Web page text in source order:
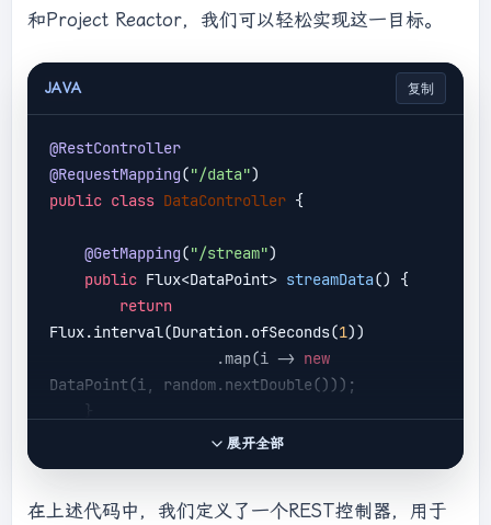
和Project Reactor，我们可以轻松实现这一目标。
JAVA 复制
@RestController
@RequestMapping("/data"
public class DataController {
@GetMapping("/stream")
public Flux<DataPoint> streamData()
{
return
Flux.interval(Duration.ofSeconds(1))
                   .map(i ->
new
DataPoint(i, random.nextDouble()));
展开全部
在上述代码中，我们定义了一个REST控制器，用于